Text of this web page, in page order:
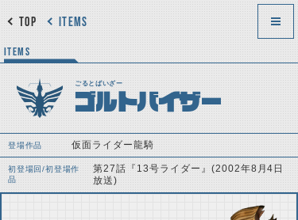
ITEMS
TOP
ITEMS
ごるとばいざー
ゴルトバイザー
登場作品 仮面ライダー龍騎
初登場回/初登場作
品
第27話『13号ライダー』(2002年8月4日
放送)